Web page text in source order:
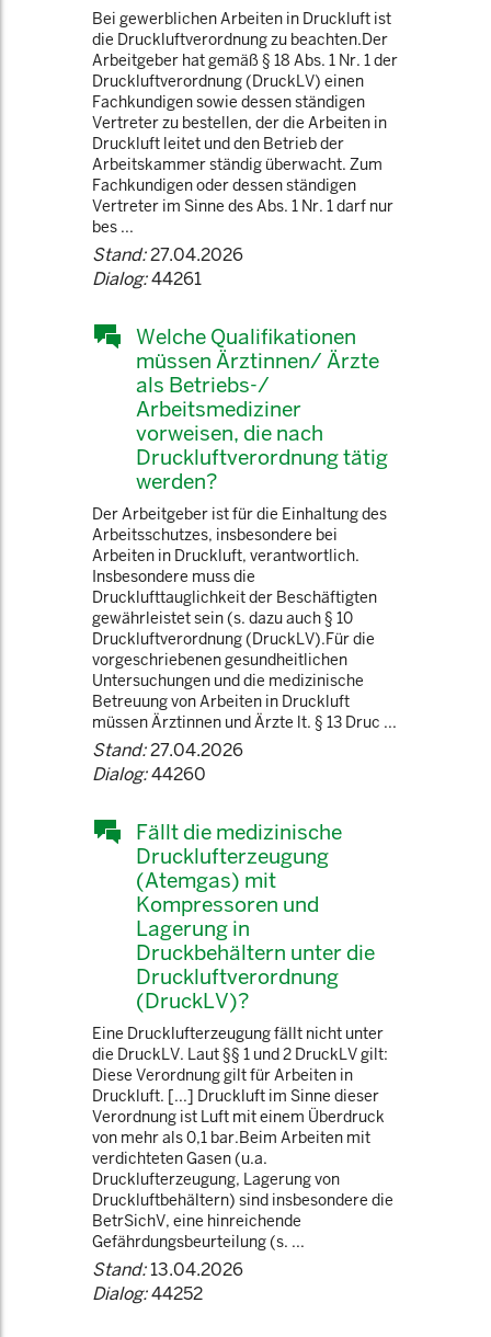
Bei gewerblichen Arbeiten in Druckluft ist
die Druckluftverordnung zu beachten.Der
Arbeitgeber hat gemäß § 18 Abs. 1 Nr. 1 der
Druckluftverordnung (DruckLV) einen
Fachkundigen sowie dessen ständigen
Vertreter zu bestellen, der die Arbeiten in
Druckluft leitet und den Betrieb der
Arbeitskammer ständig überwacht. Zum
Fachkundigen oder dessen ständigen
Vertreter im Sinne des Abs. 1 Nr. 1 darf nur
bes ...
Stand:27.04.2026
Dialog:44261
Welche Qualifikationen
müssen Ärztinnen/ Ärzte
als Betriebs-/
Arbeitsmediziner
vorweisen, die nach
Druckluftverordnung tätig
werden?
Der Arbeitgeber ist für die Einhaltung des
Arbeitsschutzes, insbesondere bei
Arbeiten in Druckluft, verantwortlich.
Insbesondere muss die
Drucklufttauglichkeit der Beschäftigten
gewährleistet sein (s. dazu auch § 10
Druckluftverordnung (DruckLV).Für die
vorgeschriebenen gesundheitlichen
Untersuchungen und die medizinische
Betreuung von Arbeiten in Druckluft
müssen Ärztinnen und Ärzte lt. § 13 Druc ...
Stand:27.04.2026
Dialog:44260
Fällt die medizinische
Drucklufterzeugung
(Atemgas) mit
Kompressoren und
Lagerung in
Druckbehältern unter die
Druckluftverordnung
(DruckLV)?
Eine Drucklufterzeugung fällt nicht unter
die DruckLV. Laut §§ 1 und 2 DruckLV gilt:
Diese Verordnung gilt für Arbeiten in
Druckluft. [...] Druckluft im Sinne dieser
Verordnung ist Luft mit einem Überdruck
von mehr als 0,1 bar.Beim Arbeiten mit
verdichteten Gasen (u.a.
Drucklufterzeugung, Lagerung von
Druckluftbehältern) sind insbesondere die
BetrSichV, eine hinreichende
Gefährdungsbeurteilung (s. ...
Stand:13.04.2026
Dialog:44252